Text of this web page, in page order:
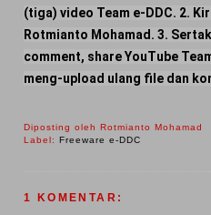
(tiga) video Team e-DDC. 2.
Rotmianto Mohamad. 3.
comment, share YouTube
meng-upload ulang file dan
Diposting olehRotmianto Mohamad
Label:Freeware e-DDC
1 KOMENTAR: